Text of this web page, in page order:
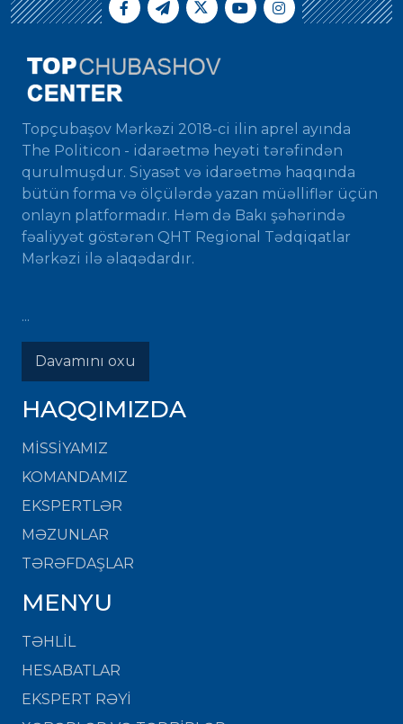
Topçubaşov Mərkəzi 2018-ci ilin aprel ayında
The Politicon - idarəetmə heyəti tərəfindən
qurulmuşdur. Siyasət və idarəetmə haqqında
bütün forma və ölçülərdə yazan müəlliflər üçün
onlayn platformadır. Həm də Bakı şəhərində
fəaliyyət göstərən QHT Regional Tədqiqatlar
Mərkəzi ilə əlaqədardır.
...
Davamını oxu
HAQQIMIZDA
MISSIYAMIZ
KOMANDAMIZ
EKSPERTLƏR
MƏZUNLAR
TƏRƏFDAŞLAR
MENYU
TƏHLİL
HESABATLAR
EKSPERT RƏYİ